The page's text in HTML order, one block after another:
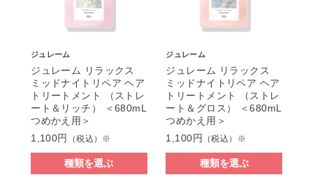
ジュレーム
ジュレーム リラックス
ミッドナイトリペア ヘア
トリートメント （ストレ
ート＆リッチ） ＜680mL
つめかえ用＞
1,100円
（税込）※
種類を選ぶ
ジュレーム
ジュレーム リラックス
ミッドナイトリペア ヘア
トリートメント （ストレ
ート＆グロス） ＜680mL
つめかえ用＞
1,100円
（税込）※
種類を選ぶ